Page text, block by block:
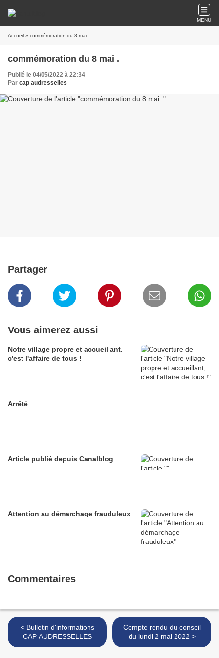
MENU
Accueil » commémoration du 8 mai .
commémoration du 8 mai .
Publié le 04/05/2022 à 22:34
Par cap audresselles
Partager
Vous aimerez aussi
Notre village propre et accueillant,
c'est l'affaire de tous !
Arrêté
Article publié depuis Canalblog
Attention au démarchage frauduleux
Commentaires
< Bulletin d'informations
CAP AUDRESSELLES
Compte rendu du conseil
du lundi 2 mai 2022 >